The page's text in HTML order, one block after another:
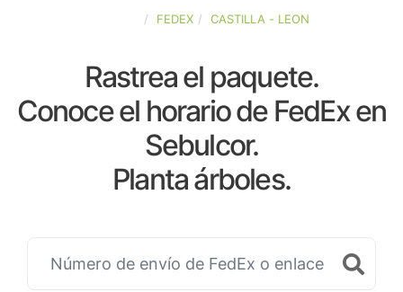
FEDEX CASTILLA - LEON
Rastrea el paquete.
Conoce el horario de FedEx en
Sebulcor.
Planta árboles.